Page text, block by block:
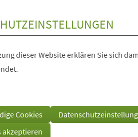
dieser Website erklären Sie sich
Cookies
akzeptieren